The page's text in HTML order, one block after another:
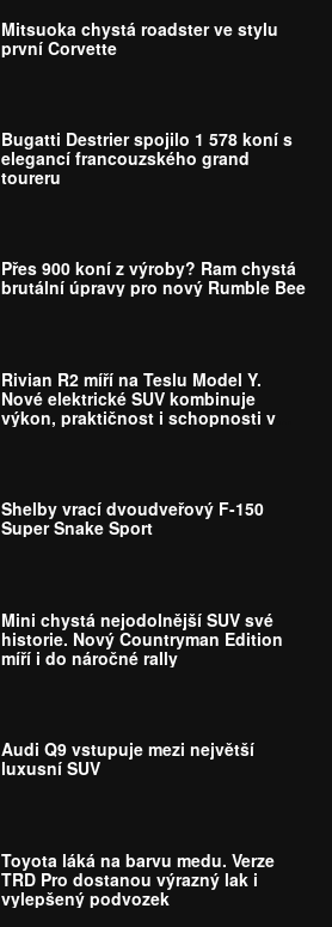
Mitsuoka chystá roadster ve stylu
první Corvette
Bugatti Destrier spojilo 1 578 koní s
elegancí francouzského grand
toureru
Přes 900 koní z výroby? Ram chystá
brutální úpravy pro nový Rumble Bee
Rivian R2 míří na Teslu Model Y.
Nové elektrické SUV kombinuje
výkon, praktičnost i schopnosti v
Shelby vrací dvoudveřový F-150
Super Snake Sport
Mini chystá nejodolnější SUV své
historie. Nový Countryman Edition
míří i do náročné rally
Audi Q9 vstupuje mezi největší
luxusní SUV
Toyota láká na barvu medu. Verze
TRD Pro dostanou výrazný lak i
vylepšený podvozek